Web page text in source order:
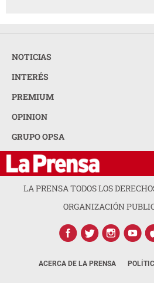
NOTICIAS
INTERÉS
PREMIUM
OPINION
GRUPO OPSA
LA PRENSA TODOS LOS
ORGANIZACIÓN
ACERCA DE LA PRENSA